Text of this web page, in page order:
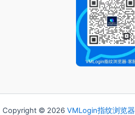
Copyright © 2026 VMLogin指纹浏览器